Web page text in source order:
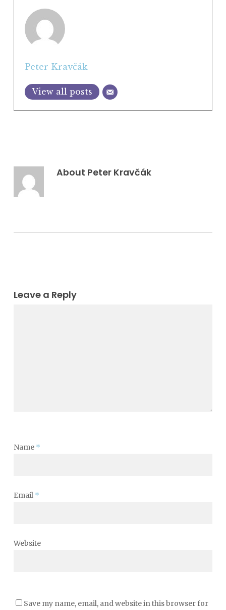
Peter Kravčák
View all posts
About Peter Kravčák
Leave a Reply
Name *
Email *
Website
Save my name, email, and website in this browser for